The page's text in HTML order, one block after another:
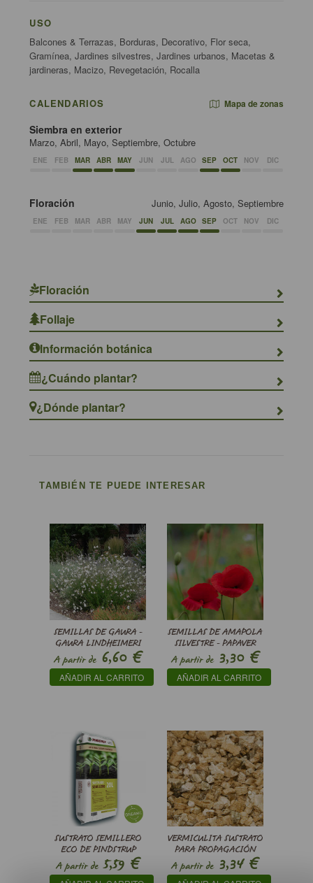
USO
Balcones & Terrazas, Borduras, Decorativo, Flor seca,
Gramínea, Jardines silvestres, Jardines urbanos, Macetas &
jardineras, Macizo, Revegetación, Rocalla
CALENDARIOS Mapa de zonas
Siembra en exterior
Marzo, Abril, Mayo, Septiembre, Octubre
ENE FEB MAR ABR MAY JUN JUL AGO SEP OCT NOV DIC
Floración Junio, Julio, Agosto, Septiembre
ENE FEB MAR ABR MAY JUN JUL AGO SEP OCT NOV DIC
Floración
Follaje
Información botánica
¿Cuándo plantar?
¿Dónde plantar?
TAMBIÉN TE PUEDE INTERESAR
SEMILLAS DE GAURA -
GAURA LINDHEIMERI
A partir de6,60 €
AÑADIR AL CARRITO
SEMILLAS DE AMAPOLA
SILVESTRE - PAPAVER
RHOEAS
A partir de3,30€
AÑADIR AL CARRITO
SUSTRATO SEMILLERO
ECO DE PINDSTRUP
A partir de5,59 €
VERMICULITA SUSTRATO
PARA PROPAGACIÓN
A partir de3,34€